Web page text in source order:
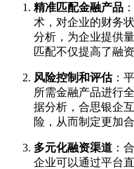
精准匹配金融产品
术，对企业的财务
分析，为企业提供
匹配不仅提高了融
风险控制和评估：
所需金融产品进行
据分析，合思银企
险，从而制定更加
多元化融资渠道 ：
企业可以通过平台